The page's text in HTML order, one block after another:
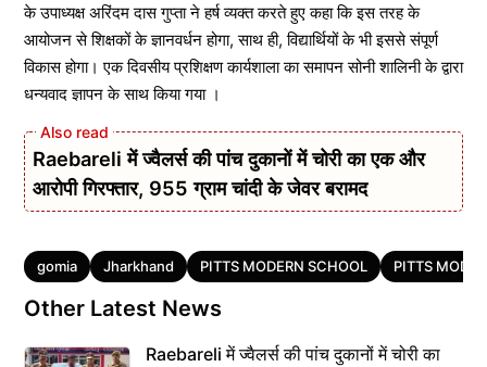
के उपाध्यक्ष अरिंदम दास गुप्ता ने हर्ष व्यक्त करते हुए कहा कि इस तरह के
आयोजन से शिक्षकों के ज्ञानवर्धन होगा, साथ ही, विद्यार्थियों के भी इससे संपूर्ण
विकास होगा। एक दिवसीय प्रशिक्षण कार्यशाला का समापन सोनी शालिनी के द्वारा
धन्यवाद ज्ञापन के साथ किया गया ।
Raebareli में ज्वैलर्स की पांच दुकानों में चोरी का एक और
आरोपी गिरफ्तार, 955 ग्राम चांदी के जेवर बरामद
Tags
gomia Jharkhand PITTS MODERN SCHOOL PITTS
Other Latest News
Raebareli में ज्वैलर्स की पांच दुकानों में चोरी का